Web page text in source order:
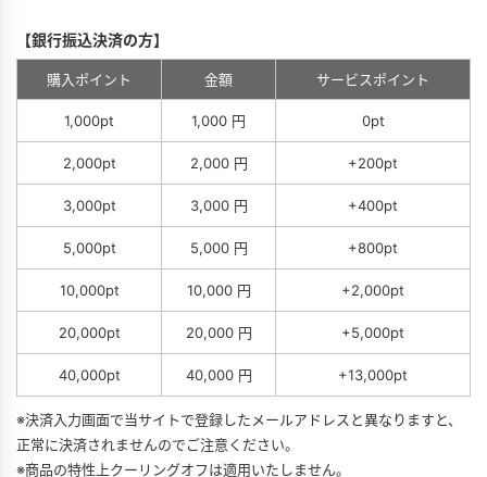
【銀行振込決済の方】
購入ポイント 金額 サービスポイント
1,000pt 1,000 円 0pt
2,000pt 2,000 円 +200pt
3,000pt 3,000 円 +400pt
5,000pt 5,000 円 +800pt
10,000pt 10,000 円 +2,000pt
20,000pt 20,000 円 +5,000pt
40,000pt 40,000 円 +13,000pt
※決済入力画面で当サイトで登録したメールアドレスと異なりますと、
正常に決済されませんのでご注意ください。
※商品の特性上クーリングオフは適用いたしません。